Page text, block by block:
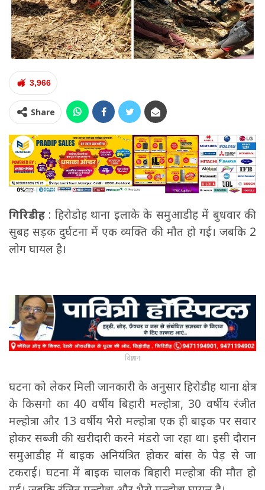
3,966
Share
गिरिडीह : हिरोडोह थाना इलाके के समुआडीह में बुधवार की
सुबह सड़क दुर्घटना में एक व्यक्ति की मौत हो गई। जबकि 2
लोग घायल है।
विज्ञापन
घटना को लेकर मिली जानकारी के अनुसार हिरोडीह थाना क्षेत्र
के किसगो का 40 वर्षीय बिहारी मल्होत्रा, 30 वर्षीय रंजीत
मल्होत्रा और 13 वर्षीय भैरो मल्होत्रा एक ही बाइक पर सवार
होकर सब्जी की खरीदारी करने मंडरो जा रहा था। इसी दौरान
समुआडीह में बाइक अनियंत्रित होकर बांस के पेड़ से जा
टकराई। घटना में बाइक चालक बिहारी मल्होत्रा की मौत हो